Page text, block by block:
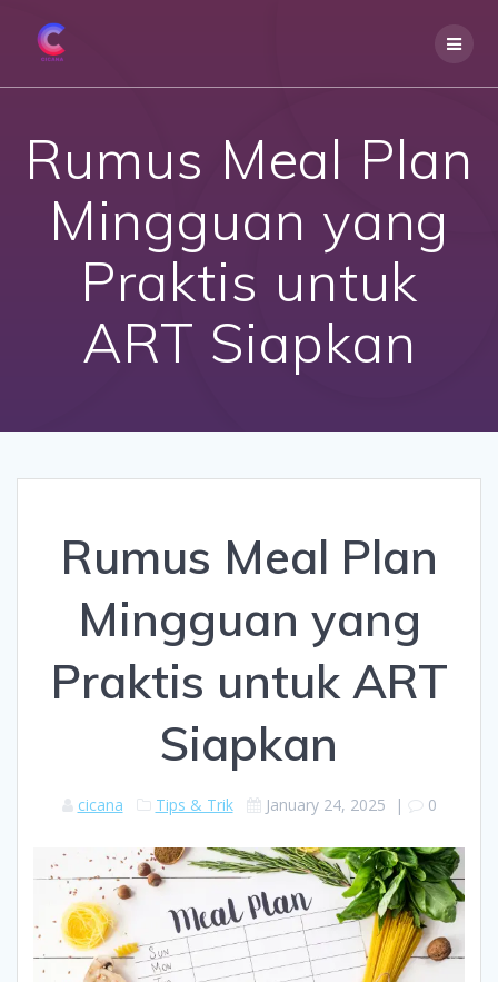
Rumus Meal Plan
Mingguan yang
Praktis untuk
ART Siapkan
Rumus Meal Plan
Mingguan yang
Praktis untuk ART
Siapkan
cicana Tips & Trik January 24, 2025 | 0